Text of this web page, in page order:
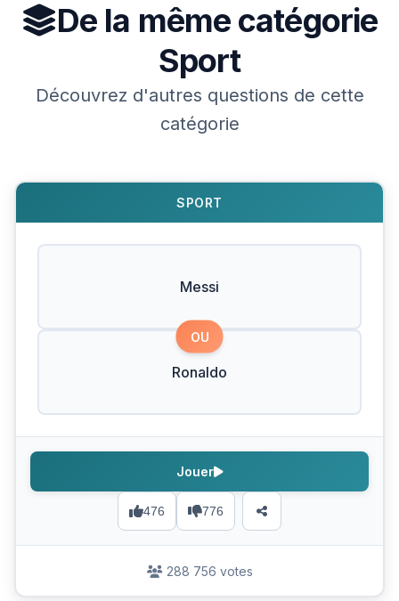
De la même catégorie
Sport
Découvrez d'autres questions de cette
catégorie
SPORT
Messi
OU
Ronaldo
476 776
Jouer
288 756 votes